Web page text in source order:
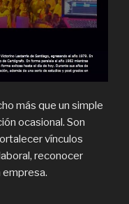
más que un simple
ocasional. Son
vínculos
reconocer
empresa.